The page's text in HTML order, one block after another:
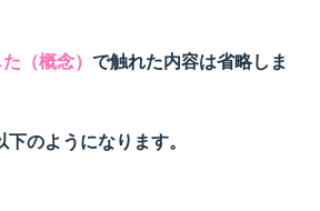
（概念） で触れた内容は省略しま
のようになります。